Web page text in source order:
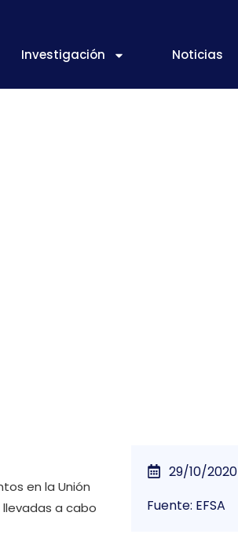
Investigación Noticias
en la Unión
a cabo
29/10/2020
Fuente: EFSA